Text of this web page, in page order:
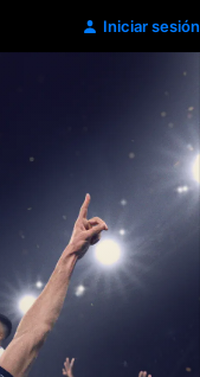
Iniciar sesión